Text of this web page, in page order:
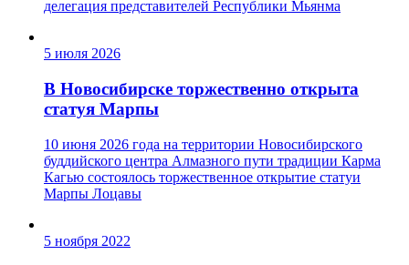
делегация представителей Республики Мьянма
5 июля 2026
В Новосибирске торжественно открыта
статуя Марпы
10 июня 2026 года на территории Новосибирского
буддийского центра Алмазного пути традиции Карма
Кагью состоялось торжественное открытие статуи
Марпы Лоцавы
5 ноября 2022